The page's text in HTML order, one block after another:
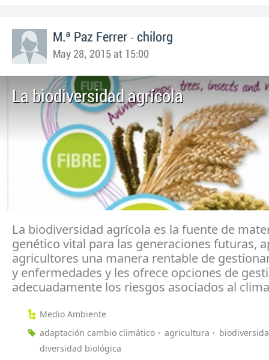
M.ª Paz Ferrer - chilorg
May 28, 2015 at 15:00
La biodiversidad agrícola
La biodiversidad agrícola es la fuente de
genético vital para las generaciones futuras,
agricultores una manera rentable de
y enfermedades y les ofrece opciones de
adecuadamente los riesgos asociados al
Medio Ambiente
adaptación cambio climático
agricultura
diversidad biológica